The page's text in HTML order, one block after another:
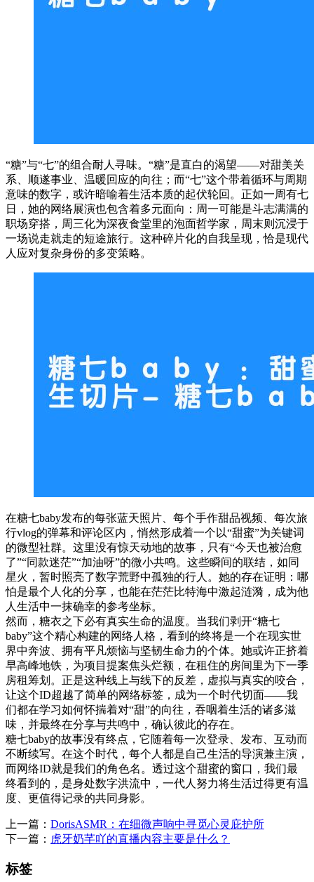
“糖”与“七”的组合耐人寻味。“糖”是直白的渴望——对甜美关
系、顺遂事业、温暖回应的向往；而“七”这个带着循环与周期
意味的数字，或许暗喻着生活本质的起伏轮回。正如一周有七
日，她的网络展演也包含着多元面向：周一可能是斗志满满的
职场穿搭，周三化为深夜食堂里的泡面哲学家，周末则沉浸于
一场说走就走的短途旅行。这种碎片化的自我呈现，恰是现代
人应对复杂身份的多变策略。
在糖七baby发布的每张蓝天照片、每个手作甜品视频、每次旅
行vlog的弹幕和评论区内，悄然形成着一个以“甜蜜”为关键词
的微型社群。这里没有惊天动地的故事，只有“今天也被治愈
了”“同款迷茫”“加油呀”的微小共鸣。这些瞬间的联结，如同
星火，暂时照亮了数字荒野中孤独的行人。她的存在证明：哪
怕是最个人化的分享，也能在茫茫比特海中激起涟漪，成为他
人生活中一抹确幸的参考坐标。
然而，糖衣之下必有真实生命的温度。当我们剥开“糖七
baby”这个精心构建的网络人格，看到的终将是一个在现实世
界中奔波、拥有平凡烦恼与坚韧生命力的个体。她或许正挤着
早高峰地铁，为项目提案焦头烂额，在租住的房间里为下一季
房租筹划。正是这种线上与线下的反差，虚拟与真实的咬合，
让这个ID超越了简单的网络标签，成为一个时代切面——我
们都在学习如何怀揣着对“甜”的向往，吞咽着生活的诸多滋
味，并最终在分享与共鸣中，确认彼此的存在。
糖七baby的故事没有终点，它随着每一次登录、发布、互动而
不断续写。在这个时代，每个人都是自己生活的导演兼主演，
而网络ID就是我们的角色名。透过这个甜蜜的窗口，我们最
终看到的，是身处数字洪流中，一代人努力将生活过得更有温
度、更值得记录的共同身影。
上一篇： DorisASMR：在细微声响中寻觅心灵庇护所
下一篇： 虎牙奶芊吖的直播内容主要是什么？
标签